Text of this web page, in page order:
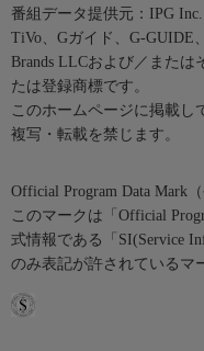
番組データ提供元：IPG Inc.
TiVo、Gガイド、G-GUIDE
Brands LLCおよび／または
たは登録商標です。
このホームページに掲載し
複写・転載を禁じます。
Official Program Data Mark
このマークは「Official
式情報である「SI(Service
のみ表記が許されているマ